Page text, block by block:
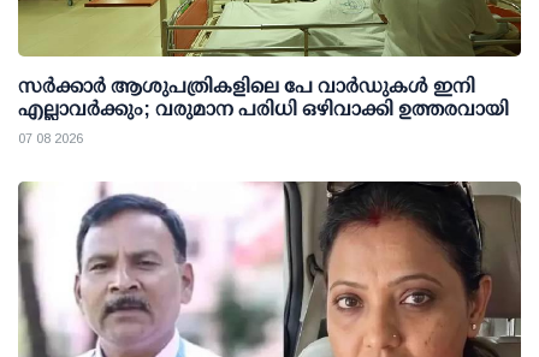
സര്‍ക്കാര്‍ ആശുപത്രികളിലെ പേ വാര്‍ഡുകള്‍ ഇനി
എല്ലാവര്‍ക്കും; വരുമാന പരിധി ഒഴിവാക്കി ഉത്തരവായി
07 08 2026